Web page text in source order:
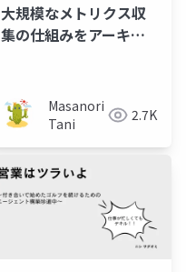
大規模なメトリクス収
集の仕組みをアーキテ
Masanori
Tani
2.7K